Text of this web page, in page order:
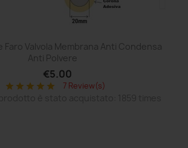
Faro Valvola Membrana Anti Condensa
Anti Polvere
€5.00
star star star star star 7 Review(s)